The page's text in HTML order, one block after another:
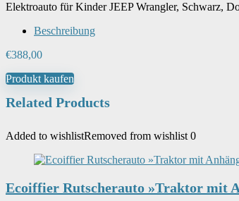
Elektroauto für Kinder JEEP Wrangler, Schwarz,
Beschreibung
€388,00
Produkt kaufen
Related Products
Added to wishlistRemoved from wishlist 0
Ecoiffier Rutscherauto »Traktor mit